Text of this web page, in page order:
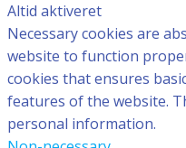
Altid aktiveret
Necessary cookies are
website to function
cookies that ensures
features of the website.
personal information.